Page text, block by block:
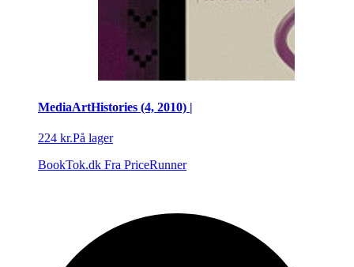
MediaArtHistories (4, 2010) |
224 kr.På lager
BookTok.dk Fra PriceRunner